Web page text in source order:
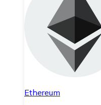
Ethereum